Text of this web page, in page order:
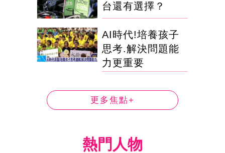
台還有選擇？
AI時代!培養孩子
思考.解決問題能
力更重要
更多焦點+
熱門人物